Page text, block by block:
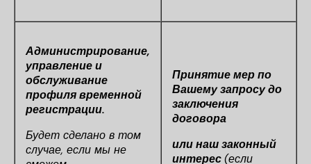
Администрирование,
управление и
обслуживание
профиля временной
регистрации.
Будет сделано в том
случае, если мы не
Принятие мер по
Вашему запросу до
заключения
договора
или наш законный
интерес(если